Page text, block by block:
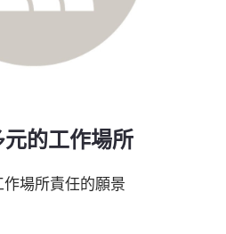
的工作場所
場所責任的願景